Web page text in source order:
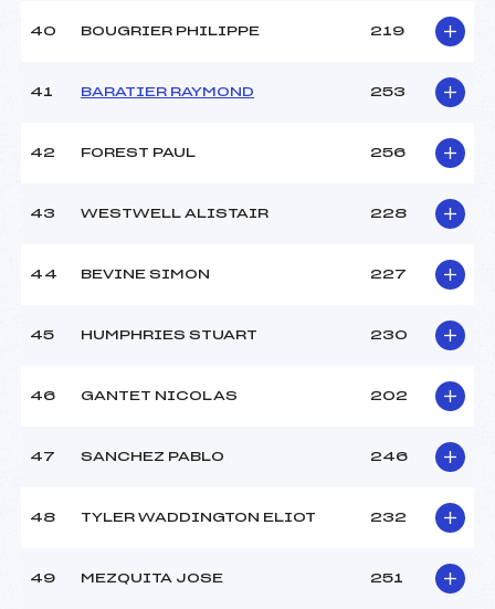
40 BOUGRIER PHILIPPE 219
41 BARATIER RAYMOND 253
42 FOREST PAUL 256
43 WESTWELL ALISTAIR 228
44 BEVINE SIMON 227
45 HUMPHRIES STUART 230
46 GANTET NICOLAS 202
47 SANCHEZ PABLO 246
48 TYLER WADDINGTON ELIOT 232
49 MEZQUITA JOSE 251